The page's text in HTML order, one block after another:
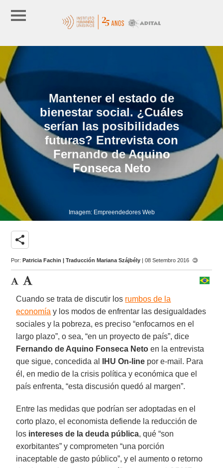
Mantener el estado de
bienestar social. ¿Cuáles
serían las posibilidades
futuras? Entrevista con
Fernando de Aquino
Fonseca Neto
Imagem: Empreendedores Web
share
Por:Patricia Fachin | Traducción Mariana Szájbély | 08 Setembro 2016
Cuando se trata de discutir los rumbos de la
economía y los modos de enfrentar las desigualdades
sociales y la pobreza, es preciso “enfocarnos en el
largo plazo”, o sea, “en un proyecto de país”, dice
Fernando de Aquino Fonseca Neto en la entrevista
que sigue, concedida al
IHU On-line por e-mail. Para
él, en medio de la crisis política y económica que el
país enfrenta, “esta discusión quedó al margen”.
Entre las medidas que podrían ser adoptadas en el
corto plazo, el economista defiende la reducción de
los intereses de la deuda pública, qué “son
exorbitantes” y comprometen “una porción
inaceptable de gasto público”, y el aumento o retorno